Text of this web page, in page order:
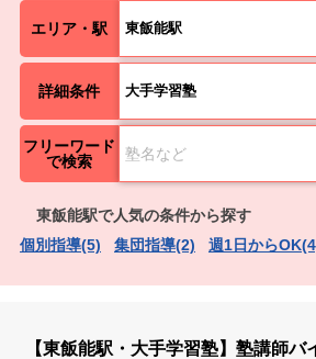
エリア・駅 東飯能駅
詳細条件 大手学習塾
フリーワード
で検索
東飯能駅で人気の条件から探す
個別指導(5)
集団指導(2) 週1日から
【東飯能駅・大手学習塾】塾講師